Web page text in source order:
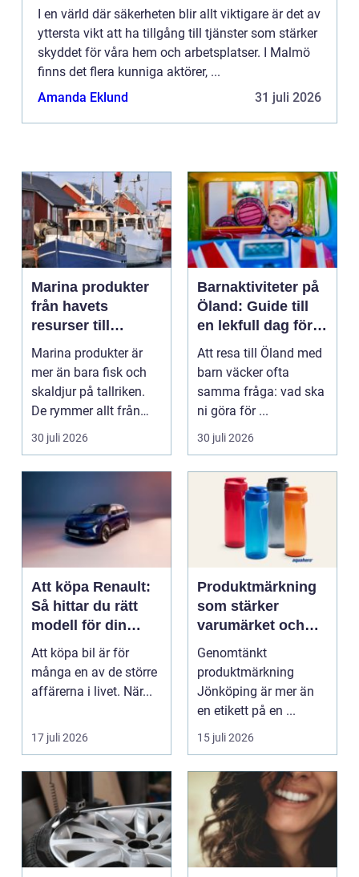
I en värld där säkerheten blir allt viktigare är det av
yttersta vikt att ha tillgång till tjänster som stärker
skyddet för våra hem och arbetsplatser. I Malmö
finns det flera kunniga aktörer, ...
Amanda Eklund
31 juli 2026
Marina produkter
från havets
resurser till
hållbara
upplevelser
Marina produkter är
mer än bara fisk och
skaldjur på tallriken.
De rymmer allt från
mat och hälsa ti...
30 juli 2026
Barnaktiviteter på
Öland: Guide till
en lekfull dag för
hela familjen
Att resa till Öland med
barn väcker ofta
samma fråga: vad ska
ni göra för ...
30 juli 2026
Att köpa Renault:
Så hittar du rätt
modell för din
vardag
Att köpa bil är för
många en av de större
affärerna i livet. När...
17 juli 2026
Produktmärkning
som stärker
varumärket och
förenklar vardagen
Genomtänkt
produktmärkning
Jönköping är mer än
en etikett på en ...
15 juli 2026